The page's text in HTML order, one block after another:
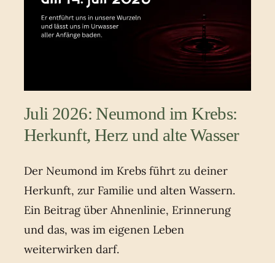
Juli 2026: Neumond im Krebs:
Herkunft, Herz und alte Wasser
Der Neumond im Krebs führt zu deiner
Herkunft, zur Familie und alten Wassern.
Ein Beitrag über Ahnenlinie, Erinnerung
und das, was im eigenen Leben
weiterwirken darf.